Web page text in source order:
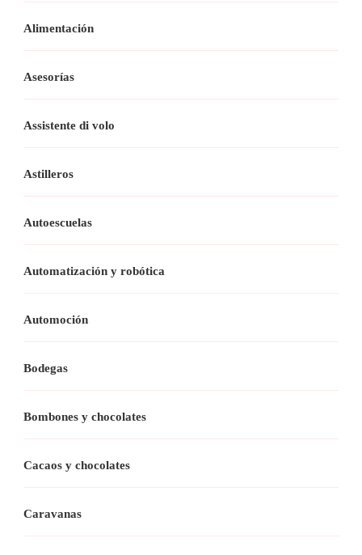
Alimentación
Asesorías
Assistente di volo
Astilleros
Autoescuelas
Automatización y robótica
Automoción
Bodegas
Bombones y chocolates
Cacaos y chocolates
Caravanas